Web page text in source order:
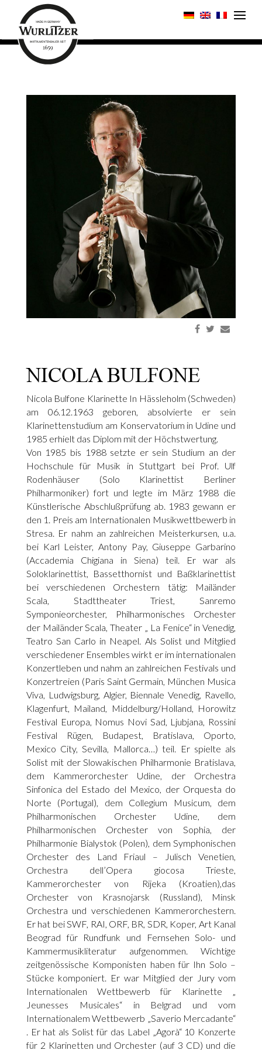
NICOLA BULFONE
Nicola Bulfone Klarinette In Hässleholm (Schweden)
am 06.12.1963 geboren, absolvierte er sein
Klarinettenstudium am Konservatorium in Udine und
1985 erhielt das Diplom mit der Höchstwertung.
Von 1985 bis 1988 setzte er sein Studium an der
Hochschule für Musik in Stuttgart bei Prof. Ulf
Rodenhäuser (Solo Klarinettist Berliner
Philharmoniker) fort und legte im März 1988 die
Künstlerische Abschlußprüfung ab. 1983 gewann er
den 1. Preis am Internationalen Musikwettbewerb in
Stresa. Er nahm an zahlreichen Meisterkursen, u.a.
bei Karl Leister, Antony Pay, Giuseppe Garbarino
(Accademia Chigiana in Siena) teil. Er war als
Soloklarinettist, Bassetthornist und Baßklarinettist
bei verschiedenen Orchestern tätig: Mailänder
Scala, Stadttheater Triest, Sanremo
Symponieorchester, Philharmonisches Orchester
der Mailänder Scala, Theater „ La Fenice“ in Venedig,
Teatro San Carlo in Neapel. Als Solist und Mitglied
verschiedener Ensembles wirkt er im internationalen
Konzertleben und nahm an zahlreichen Festivals und
Konzertreien (Paris Saint Germain, München Musica
Viva, Ludwigsburg, Algier, Biennale Venedig, Ravello,
Klagenfurt, Mailand, Middelburg/Holland, Horowitz
Festival Europa, Nomus Novi Sad, Ljubjana, Rossini
Festival Rügen, Budapest, Bratislava, Oporto,
Mexico City, Sevilla, Mallorca…) teil. Er spielte als
Solist mit der Slowakischen Philharmonie Bratislava,
dem Kammerorchester Udine, der Orchestra
Sinfonica del Estado del Mexico, der Orquesta do
Norte (Portugal), dem Collegium Musicum, dem
Philharmonischen Orchester Udine, dem
Philharmonischen Orchester von Sophia, der
Philharmonie Bialystok (Polen), dem Symphonischen
Orchester des Land Friaul – Julisch Venetien,
Orchestra dell’Opera giocosa Trieste,
Kammerorchester von Rijeka (Kroatien),das
Orchester von Krasnojarsk (Russland), Minsk
Orchestra und verschiedenen Kammerorchestern.
Er hat bei SWF, RAI, ORF, BR, SDR, Koper, Art Kanal
Beograd für Rundfunk und Fernsehen Solo- und
Kammermusikliteratur aufgenommen. Wichtige
zeitgenössische Komponisten haben für Ihn Solo –
Stücke komponiert. Er war Mitglied der Jury vom
Internationalen Wettbewerb für Klarinette „
Jeunesses Musicales“ in Belgrad und vom
Internationalem Wettbewerb „Saverio Mercadante“
. Er hat als Solist für das Label „Agorà“ 10 Konzerte
für 2 Klarinetten und Orchester (auf 3 CD) und die